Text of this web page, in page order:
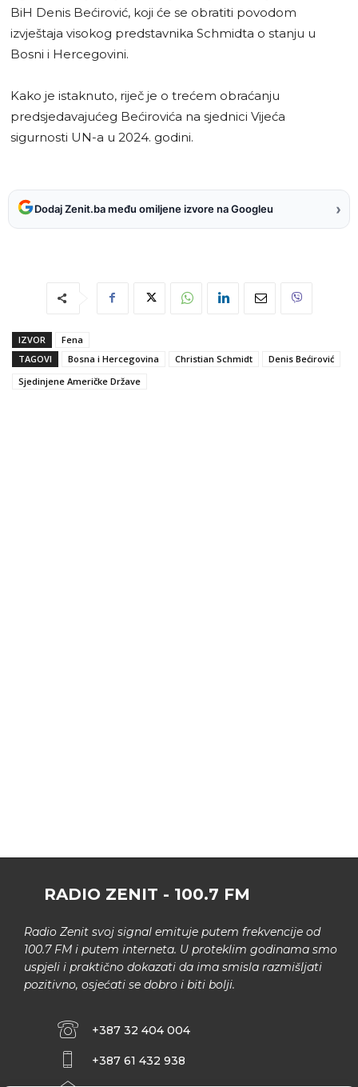
BiH Denis Bećirović, koji će se obratiti povodom
izvještaja visokog predstavnika Schmidta o stanju u
Bosni i Hercegovini.
Kako je istaknuto, riječ je o trećem obraćanju
predsjedavajućeg Bećirovića na sjednici Vijeća
sigurnosti UN-a u 2024. godini.
Dodaj Zenit.ba među omiljene izvore na Googleu ›
IZVOR
Fena
TAGOVI
Bosna i Hercegovina Christian Schmidt
Denis Bećirović
Sjedinjene Američke Države
RADIO ZENIT - 100.7 FM
Radio Zenit svoj signal emituje putem frekvencije od
100.7 FM i putem interneta. U proteklim godinama smo
uspjeli i praktično dokazati da ima smisla razmišljati
pozitivno, osjećati se dobro i biti bolji.
+387 32 404 004
+387 61 432 938